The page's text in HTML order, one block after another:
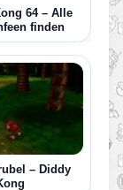
64 – Alle
finden
– Diddy